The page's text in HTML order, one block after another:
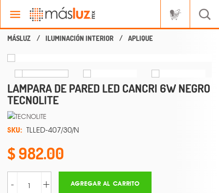
ILUMINACIÓN INTERIOR APLIQUE
LAMPARA DE PARED LED CANCRI 6W NEGRO
TECNOLITE
SKU: TLLED-407/30/N
982.00
- + AGREGAR AL CARRITO